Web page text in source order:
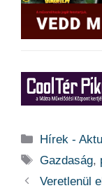
Kategória
Hírek -
Címkék
Gazdaság,
Veretlenül